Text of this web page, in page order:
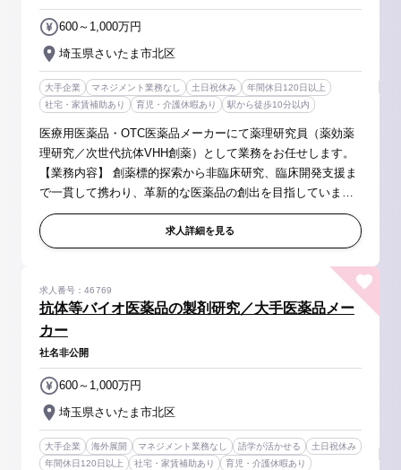
埼玉県さいたま市北区
600～1,000万円
大手企業 マネジメント業務なし 土日祝休み
年間休日120日以上
社宅・家賃補助あり
育児・介護休暇あり 駅から徒歩10分以内
医療用医薬品・OTC医薬品メーカーにて薬理研究員（薬効薬
理研究／次世代抗体VHH創薬）として業務をお任せします。
【業務内容】 創薬標的探索から非臨床研究、臨床開発支援ま
で一貫して携わり、革新的な医薬品の創出を目指していま
す。 ■細胞薬理研究 ・培養細胞やオルガノイド等を用いた
薬効評価系構築 ・培...求人詳細を見る
抗体等バイオ医薬品の製剤研究／大手医薬品メー
カー
求人番号：46769
社名非公開
埼玉県さいたま市北区
600～1,000万円
大手企業 海外展開 マネジメント業務なし 語学が活かせる
土日祝休み
年間休日120日以上
社宅・家賃補助あり
育児・介護休暇あり